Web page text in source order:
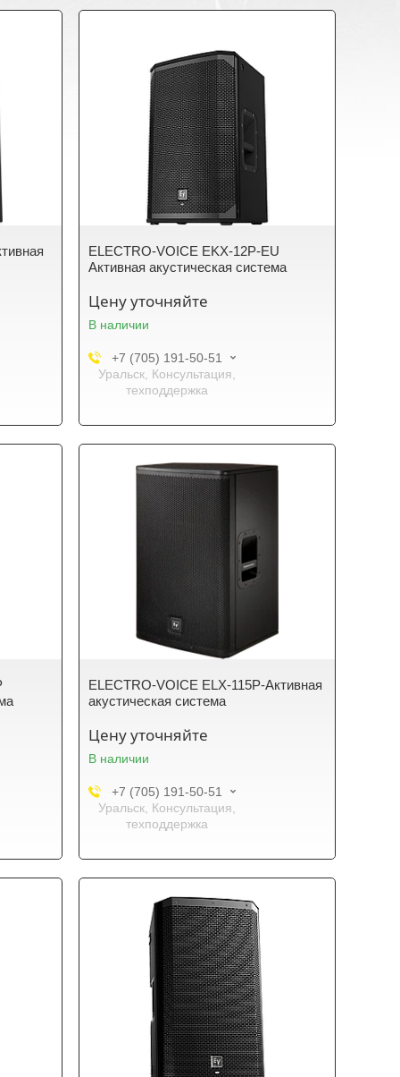
ELECTRO-VOICE EKX-12P-EU
Активная акустическая система
Цену уточняйте
В наличии
+7 (705) 191-50-51
Уральск, Консультация,
техподдержка
ELECTRO-VOICE ELX-115P-Активная
акустическая система
Цену уточняйте
В наличии
+7 (705) 191-50-51
Уральск, Консультация,
техподдержка